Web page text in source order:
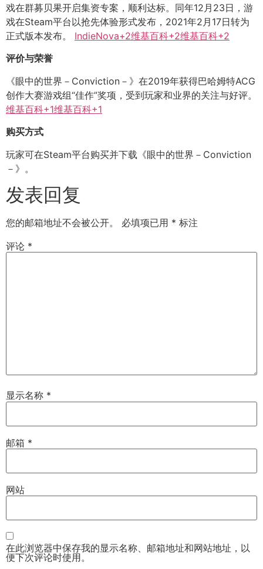
戏在群募贝果开启集资专案，顺利达标。​同年12月23日，游
戏在Steam平台以抢先体验形式发布，2021年2月17日转为
正式版本发布。 ​ IndieNova+2维基百科+2维基百科+2
评价与荣誉
《眼中的世界－Conviction－》在2019年获得巴哈姆特ACG
创作大赛游戏组“佳作”奖项，受到玩家和业界的关注与好评。
维基百科+1维基百科+1
购买方式
玩家可在Steam平台购买并下载《眼中的世界－Conviction
－》。
发表回复
您的邮箱地址不会被公开。 必填项已用 * 标注
评论 *
显示名称 *
邮箱 *
网站
在此浏览器中保存我的显示名称、邮箱地址和网站地址，以
便下次评论时使用。